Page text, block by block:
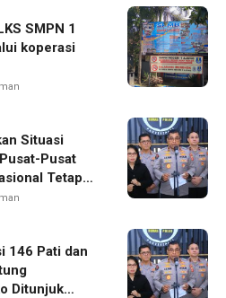
SMPN 1
koperasi
Situasi
Pusat
Tetap
146 Pati dan
Ditunjuk